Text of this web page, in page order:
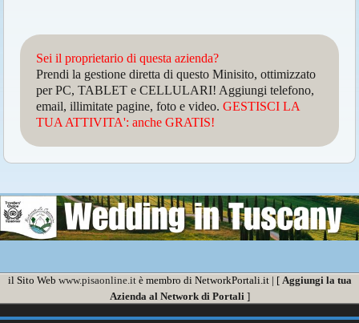
Sei il proprietario di questa azienda?
Prendi la gestione diretta di questo Minisito, ottimizzato
per PC, TABLET e CELLULARI! Aggiungi telefono,
email, illimitate pagine, foto e video.GESTISCI LA
TUA ATTIVITA': anche GRATIS!
il Sito Web www.pisaonline.itè membro di NetworkPortali.it | [ Aggiungi la tua
Azienda al Network di Portali ]